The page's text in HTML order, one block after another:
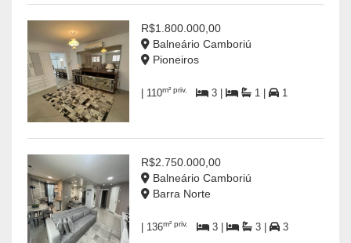
R$1.800.000,00
Balneário Camboriú
Pioneiros
| 110m² priv. 3 | 1 | 1
R$2.750.000,00
Balneário Camboriú
Barra Norte
| 136m² priv. 3 | 3 | 3